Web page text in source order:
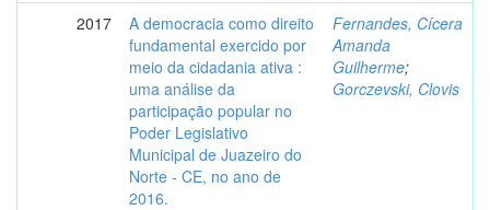
2017
A democracia como direito
fundamental exercido por
meio da cidadania ativa :
uma análise da
participação popular no
Poder Legislativo
Municipal de Juazeiro do
Norte - CE, no ano de
2016.
Fernandes, Cícera
Amanda
Guilherme;
Gorczevski, Clovis